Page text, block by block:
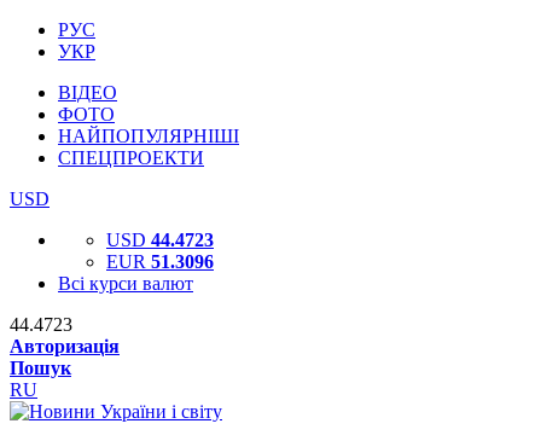
РУС
УКР
ВІДЕО
ФОТО
НАЙПОПУЛЯРНІШІ
СПЕЦПРОЕКТИ
USD
USD 44.4723
EUR 51.3096
Всі курси валют
44.4723
Авторизація
Пошук
RU